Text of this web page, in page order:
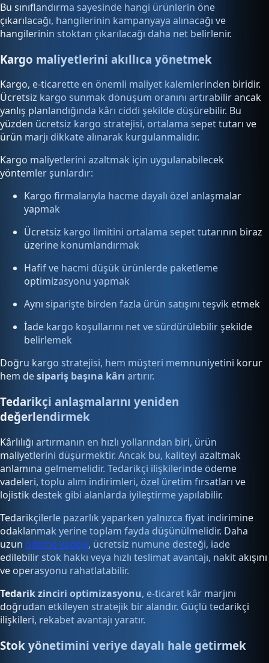
Bu sınıflandırma sayesinde hangi ürünlerin öne
çıkarılacağı, hangilerinin kampanyaya alınacağı ve
hangilerinin stoktan çıkarılacağı daha net belirlenir.
Kargo maliyetlerini akıllıca yönetmek
Kargo, e-ticarette en önemli maliyet kalemlerinden biridir.
Ücretsiz kargo sunmak dönüşüm oranını artırabilir ancak
yanlış planlandığında kârı ciddi şekilde düşürebilir. Bu
yüzden ücretsiz kargo stratejisi, ortalama sepet tutarı ve
ürün marjı dikkate alınarak kurgulanmalıdır.
Kargo maliyetlerini azaltmak için uygulanabilecek
yöntemler şunlardır:
Kargo firmalarıyla hacme dayalı özel anlaşmalar
yapmak
Ücretsiz kargo limitini ortalama sepet tutarının biraz
üzerine konumlandırmak
Hafif ve hacmi düşük ürünlerde paketleme
optimizasyonu yapmak
Aynı siparişte birden fazla ürün satışını teşvik etmek
İade kargo koşullarını net ve sürdürülebilir şekilde
belirlemek
Doğru kargo stratejisi, hem müşteri memnuniyetini korur
hem desipariş başına kârı artırır.
Tedarikçi anlaşmalarını yeniden
değerlendirmek
Kârlılığı artırmanın en hızlı yollarından biri, ürün
maliyetlerini düşürmektir. Ancak bu, kaliteyi azaltmak
anlamına gelmemelidir. Tedarikçi ilişkilerinde ödeme
vadeleri, toplu alım indirimleri, özel üretim fırsatları ve
lojistik destek gibi alanlarda iyileştirme yapılabilir.
Tedarikçilerle pazarlık yaparken yalnızca fiyat indirimine
odaklanmak yerine toplam fayda düşünülmelidir. Daha
uzun ödeme vadesi, ücretsiz numune desteği, iade
edilebilir stok hakkı veya hızlı teslimat avantajı, nakit akışını
ve operasyonu rahatlatabilir.
Tedarik zinciri optimizasyonu, e-ticaret kâr marjını
doğrudan etkileyen stratejik bir alandır. Güçlü tedarikçi
ilişkileri, rekabet avantajı yaratır.
Stok yönetimini veriye dayalı hale getirmek